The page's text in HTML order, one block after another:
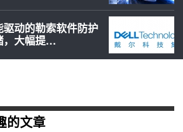
动的勒索软件防护
，大幅提…
的文章